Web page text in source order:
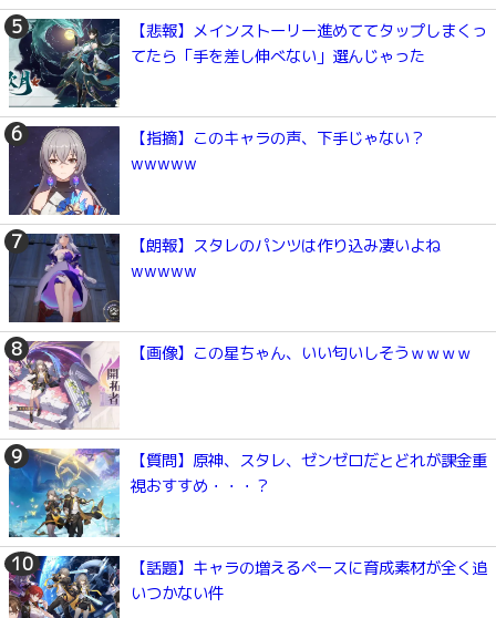
【悲報】メインストーリー進めててタップしまくっ
てたら「手を差し伸べない」選んじゃった
【指摘】このキャラの声、下手じゃない？
wwwww
【朗報】スタレのパンツは作り込み凄いよね
wwwww
【画像】この星ちゃん、いい匂いしそうｗｗｗｗ
【質問】原神、スタレ、ゼンゼロだとどれが課金重
視おすすめ・・・？
【話題】キャラの増えるペースに育成素材が全く追
いつかない件